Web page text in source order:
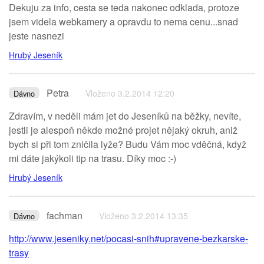
Dekuju za info, cesta se teda nakonec odklada, protoze
jsem videla webkamery a opravdu to nema cenu...snad
jeste nasnezi
Hrubý Jeseník
Dávno Petra Vloženo 3.2.2014 12:20
Zdravím, v neděli mám jet do Jeseníků na běžky, nevíte,
jestli je alespoň někde možné projet nějaký okruh, aniž
bych si při tom zničila lyže? Budu Vám moc vděčná, když
mi dáte jakýkoli tip na trasu. Díky moc :-)
Hrubý Jeseník
Dávno fachman Vloženo 3.2.2014 13:35
http://www.jeseniky.net/pocasi-snih#upravene-bezkarske-
trasy